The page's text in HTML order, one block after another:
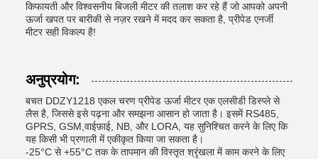
किफायती और विश्वसनीय बिजली मीटर की तलाश कर रहे हैं जो आपको अपनी
ऊर्जा खपत पर बारीकी से नज़र रखने में मदद कर सकता है, प्रीपेड एनर्जी
मीटर सही विकल्प है!
अनुप्रयोग:
बचत DDZY1218 एकल चरण प्रीपेड ऊर्जा मीटर एक एलसीडी डिस्प्ले से
लैस है, जिससे इसे पढ़ना और समझना आसान हो जाता है। इसमें RS485,
GPRS, GSM,वाईफ़ाई, NB, और LORA, यह सुनिश्चित करने के लिए कि
यह किसी भी प्रणाली में एकीकृत किया जा सकता है।
-25°C से +55°C तक के तापमान की विस्तृत श्रृंखला में काम करने के लिए